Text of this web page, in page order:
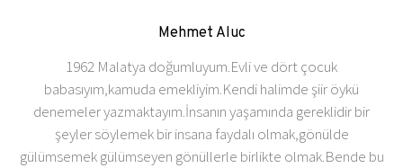
Mehmet Aluc
1962 Malatya doğumluyum.Evli ve dört çocuk
babasıyım,kamuda emekliyim.Kendi halimde şiir öykü
denemeler yazmaktayım.İnsanın yaşamında gereklidir bir
şeyler söylemek bir insana faydalı olmak,gönülde
gülümsemek gülümseyen gönüllerle birlikte olmak.Bende bu